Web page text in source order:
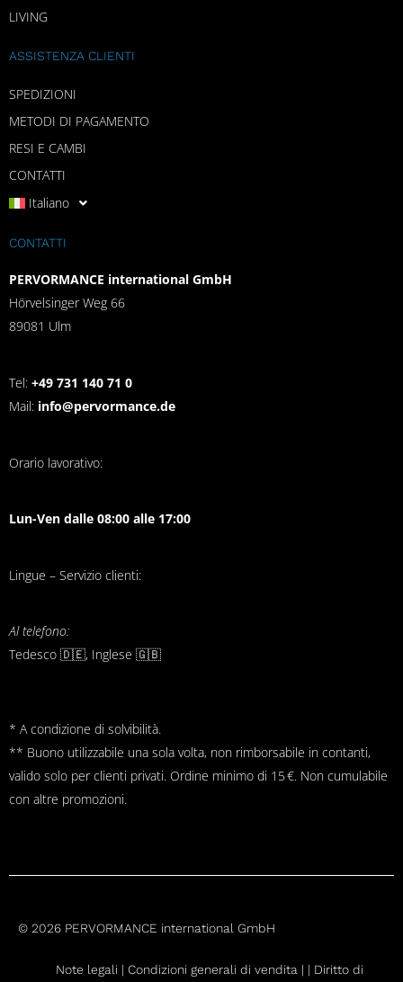
LIVING
ASSISTENZA CLIENTI
SPEDIZIONI
METODI DI PAGAMENTO
RESI E CAMBI
CONTATTI
Italiano
CONTATTI
PERVORMANCE international GmbH
Hörvelsinger Weg 66
89081 Ulm
Tel: +49 731 140 71 0
Mail: info@pervormance.de
Orario lavorativo:
Lun-Ven dalle 08:00 alle 17:00
Lingue – Servizio clienti:
Al telefono:
Tedesco 🇩🇪, Inglese 🇬🇧
* A condizione di solvibilità.
** Buono utilizzabile una sola volta, non rimborsabile in contanti,
valido solo per clienti privati. Ordine minimo di 15 €. Non cumulabile
con altre promozioni.
© 2026 PERVORMANCE international GmbH
Note legali | Condizioni generali di vendita | | Diritto di